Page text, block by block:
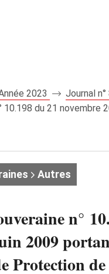
2023
Journal n°
10.198 du 21
Autres
n°
2009
Protection